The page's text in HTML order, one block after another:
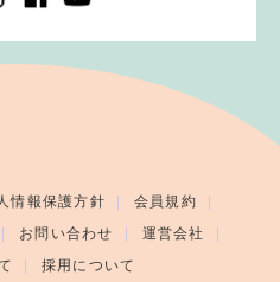
情報保護方針
会員規約
お問い合わせ
運営会社
採用について